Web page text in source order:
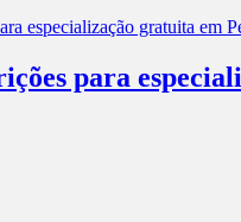
para